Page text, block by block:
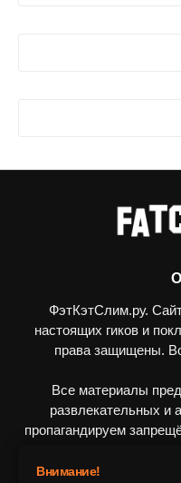
ФэтКэтСлим.ру.
настоящих гиков и
права защищены.
Все материалы
развлекательных и
пропагандируем
Внимание!